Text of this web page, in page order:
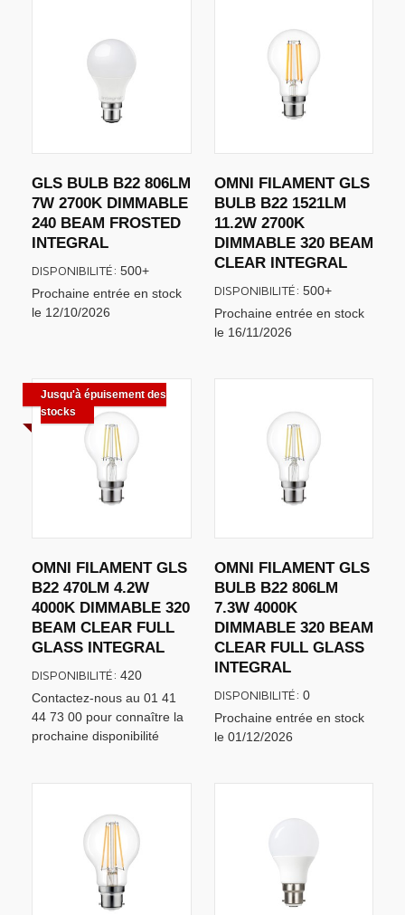
GLS BULB B22 806LM
7W 2700K DIMMABLE
240 BEAM FROSTED
INTEGRAL
Prochaine entrée en stock
le 12/10/2026
DISPONIBILITÉ: 500+
OMNI FILAMENT GLS
BULB B22 1521LM
11.2W 2700K
DIMMABLE 320 BEAM
CLEAR INTEGRAL
Prochaine entrée en stock
le 16/11/2026
DISPONIBILITÉ: 500+
Jusqu'à épuisement des
stocks
OMNI FILAMENT GLS
B22 470LM 4.2W
4000K DIMMABLE 320
BEAM CLEAR FULL
GLASS INTEGRAL
Contactez-nous au 01 41
44 73 00 pour connaître la
prochaine disponibilité
DISPONIBILITÉ: 420
OMNI FILAMENT GLS
BULB B22 806LM
7.3W 4000K
DIMMABLE 320 BEAM
CLEAR FULL GLASS
INTEGRAL
Prochaine entrée en stock
le 01/12/2026
DISPONIBILITÉ: 0